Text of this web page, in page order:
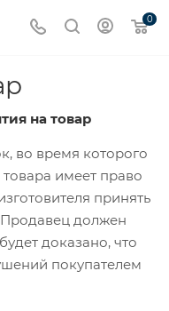
0
на товар
во время которого
имеет право
принять
должен
доказано, что
покупателем